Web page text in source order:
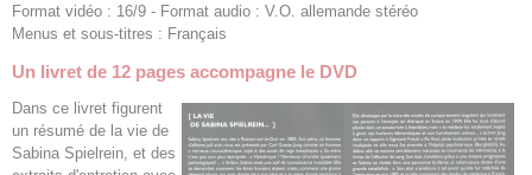
Format vidéo : 16/9 - Format audio : V.O. allemande stéréo
Menus et sous-titres : Français
Un livret de 12 pages accompagne le DVD
Dans ce livret figurent
un résumé de la vie de
Sabina Spielrein, et des